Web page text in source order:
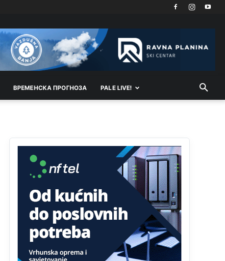
ВРEМEНСКА ПРОГНОЗА PALE LIVE!
Анонимно2806721 8/6/2026 2:27
Kuniocu ide q u guz...
Анонимно2808843
reconquista
vjeka,neko rece za Radovana i Ratka kaki su oni
srbi...i poce dalje da besjedi znam ja dobro sta je
bilo u Ag-ci...
Анонимно2810587
Proguglajte
Анонимно2810587 јуче 11:21
O kako su cudni lvi ljudi,uzeli bi sve da mogu...a
ja srce svima fajem,radujem se tudjoj sreci.I ko
ima i ko nema na iso ce mjesto leci!